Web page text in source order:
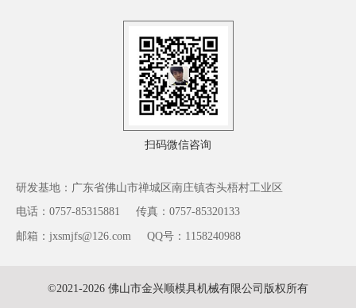
扫码微信咨询
研发基地：广东省佛山市禅城区南庄镇杏头梧村工业区
电话：0757-85315881
传真：0757-85320133
邮箱：jxsmjfs@126.com QQ号：1158240988
©2021-2026 佛山市金兴顺模具机械有限公司版权所有